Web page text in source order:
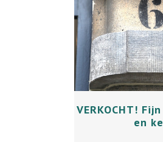
VERKOCHT!
en